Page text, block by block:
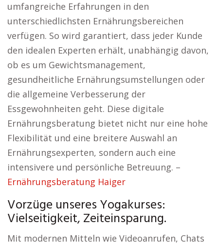
umfangreiche Erfahrungen in den
unterschiedlichsten Ernährungsbereichen
verfügen. So wird garantiert, dass jeder Kunde
den idealen Experten erhält, unabhängig davon,
ob es um Gewichtsmanagement,
gesundheitliche Ernährungsumstellungen oder
die allgemeine Verbesserung der
Essgewohnheiten geht. Diese digitale
Ernährungsberatung bietet nicht nur eine hohe
Flexibilität und eine breitere Auswahl an
Ernährungsexperten, sondern auch eine
intensivere und persönliche Betreuung. –
Ernährungsberatung Haiger
Vorzüge unseres Yogakurses:
Vielseitigkeit, Zeiteinsparung.
Mit modernen Mitteln wie Videoanrufen, Chats